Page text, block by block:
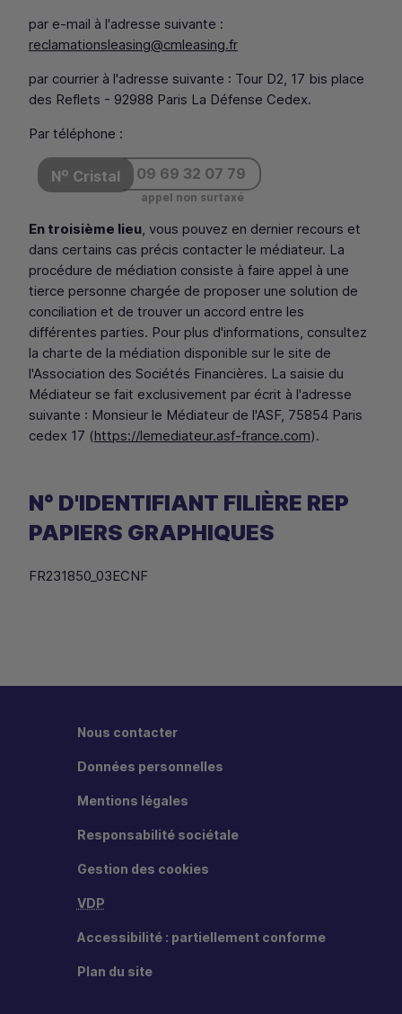
par e-mail à l'adresse suivante :
reclamationsleasing@cmleasing.fr
par courrier à l'adresse suivante : Tour D2, 17 bis place
des Reflets - 92988 Paris La Défense Cedex.
Par téléphone :
No Cristal 09 69 32 07 79
appel non surtaxé
En troisième lieu, vous pouvez en dernier recours et
dans certains cas précis contacter le médiateur. La
procédure de médiation consiste à faire appel à une
tierce personne chargée de proposer une solution de
conciliation et de trouver un accord entre les
différentes parties. Pour plus d'informations, consultez
la charte de la médiation disponible sur le site de
l'Association des Sociétés Financières. La saisie du
Médiateur se fait exclusivement par écrit à l'adresse
suivante : Monsieur le Médiateur de l'ASF, 75854 Paris
cedex 17 (https://lemediateur.asf-france.com).
N° D'IDENTIFIANT FILIÈRE REP
PAPIERS GRAPHIQUES
FR231850_03ECNF
Nous contacter
Données personnelles
Mentions légales
Responsabilité sociétale
Gestion des cookies
VDP
Accessibilité : partiellement conforme
Plan du site